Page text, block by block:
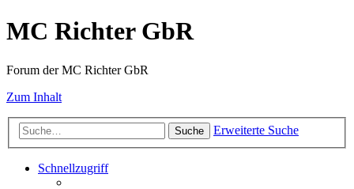
MC Richter GbR
Forum der MC Richter GbR
Zum Inhalt
Suche Erweiterte Suche
Schnellzugriff